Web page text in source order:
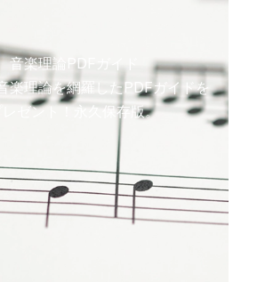
音楽理論PDFガイド
楽理論を網羅したPDFガイドを
レゼント！永久保存版。